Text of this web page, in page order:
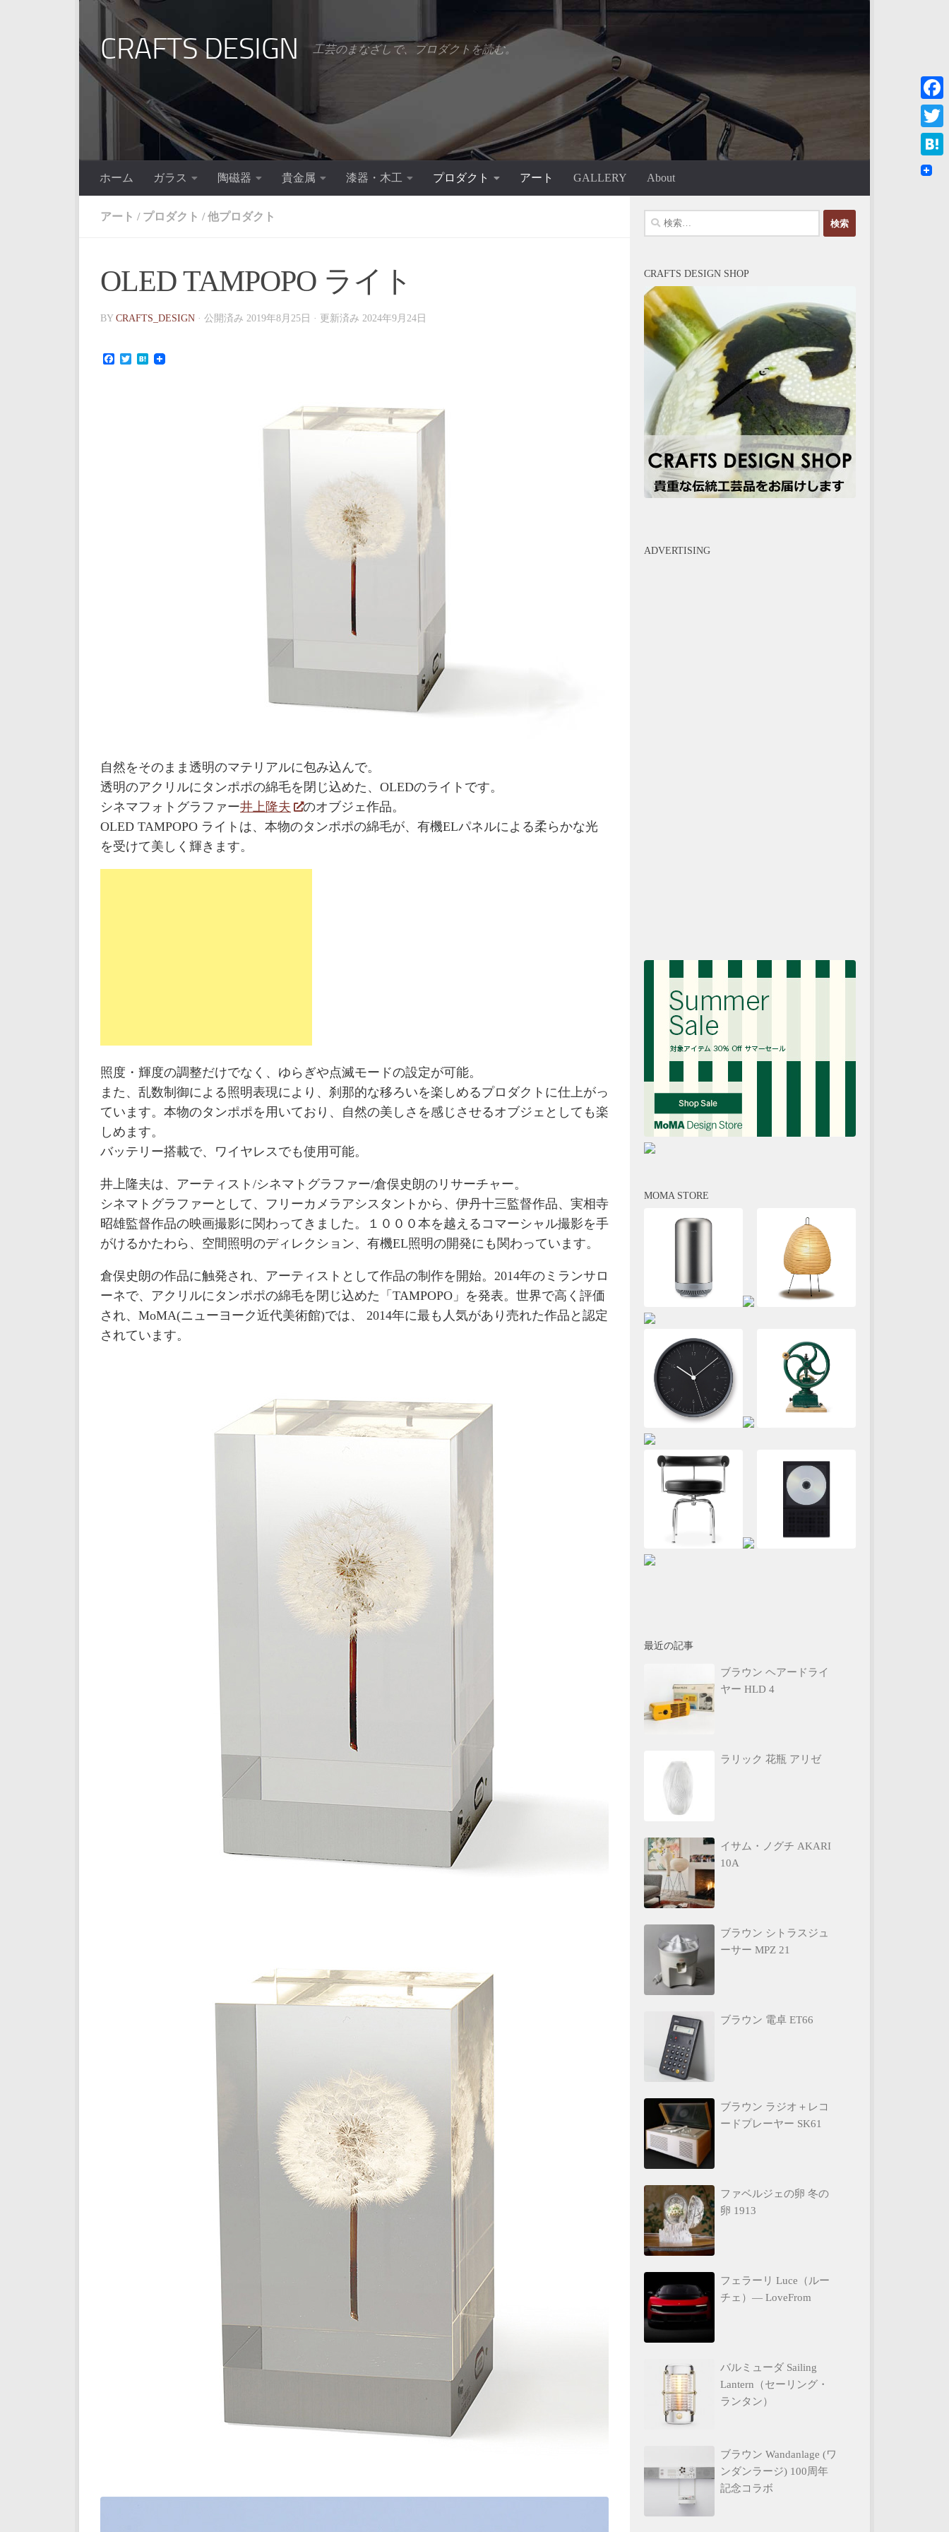
コンテンツへスキップ
CRAFTS DESIGN 工芸のまなざしで、プロダクトを読む。
ホーム ガラス 陶磁器 貴金属 漆器・木工 プロダクト アート GALLERY About
アート / プロダクト / 他プロダクト
OLED TAMPOPO ライト
BY CRAFTS_DESIGN · 公開済み 2019年8月25日 · 更新済み 2024年9月24日
Facebook
TwitterHatena
自然をそのまま透明のマテリアルに包み込んで。
透明のアクリルにタンポポの綿毛を閉じ込めた、OLEDのライトです。
シネマフォトグラファー井上隆夫
のオブジェ作品。
OLED TAMPOPO ライトは、本物のタンポポの綿毛が、有機ELパネルによる柔らかな光
を受けて美しく輝きます。
照度・輝度の調整だけでなく、ゆらぎや点滅モードの設定が可能。
また、乱数制御による照明表現により、刹那的な移ろいを楽しめるプロダクトに仕上がっ
ています。本物のタンポポを用いており、自然の美しさを感じさせるオブジェとしても楽
しめます。
バッテリー搭載で、ワイヤレスでも使用可能。
井上隆夫は、アーティスト/シネマトグラファー/倉俣史朗のリサーチャー。
シネマトグラファーとして、フリーカメラアシスタントから、伊丹十三監督作品、実相寺
昭雄監督作品の映画撮影に関わってきました。１０００本を越えるコマーシャル撮影を手
がけるかたわら、空間照明のディレクション、有機EL照明の開発にも関わっています。
倉俣史朗の作品に触発され、アーティストとして作品の制作を開始。2014年のミランサロ
ーネで、アクリルにタンポポの綿毛を閉じ込めた「TAMPOPO」を発表。世界で高く評価
され、MoMA(ニューヨーク近代美術館)では、 2014年に最も人気があり売れた作品と認定
されています。
検
索:
CRAFTS DESIGN SHOP
ADVERTISING
MOMA STORE
最近の記事
ブラウン ヘアードライ
ヤー HLD 4
ラリック 花瓶 アリゼ
イサム・ノグチ AKARI
10A
ブラウン シトラスジュ
ーサー MPZ 21
ブラウン 電卓 ET66
ブラウン ラジオ＋レコ
ードプレーヤー SK61
ファベルジェの卵 冬の
卵 1913
フェラーリ Luce（ルー
チェ）— LoveFrom
バルミューダ Sailing
Lantern（セーリング・
ランタン）
ブラウン Wandanlage (ワ
ンダンラージ) 100周年
記念コラボ